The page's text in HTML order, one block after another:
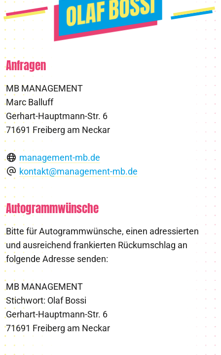
Anfragen
MB MANAGEMENT
Marc Balluff
Gerhart-Hauptmann-Str. 6
71691 Freiberg am Neckar
management-mb.de
kontakt@management-mb.de
Autogrammwünsche
Bitte für Autogrammwünsche, einen adressierten
und ausreichend frankierten Rückumschlag an
folgende Adresse senden:
MB MANAGEMENT
Stichwort: Olaf Bossi
Gerhart-Hauptmann-Str. 6
71691 Freiberg am Neckar